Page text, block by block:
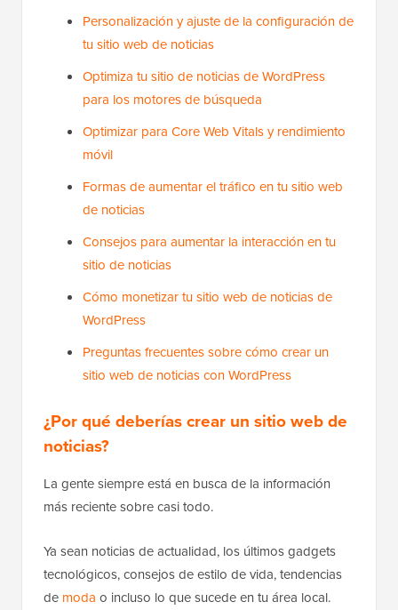
Personalización y ajuste de la configuración de
tu sitio web de noticias
Optimiza tu sitio de noticias de WordPress
para los motores de búsqueda
Optimizar para Core Web Vitals y rendimiento
móvil
Formas de aumentar el tráfico en tu sitio web
de noticias
Consejos para aumentar la interacción en tu
sitio de noticias
Cómo monetizar tu sitio web de noticias de
WordPress
Preguntas frecuentes sobre cómo crear un
sitio web de noticias con WordPress
¿Por qué deberías crear un sitio web de
noticias?
La gente siempre está en busca de la información
más reciente sobre casi todo.
Ya sean noticias de actualidad, los últimos gadgets
tecnológicos, consejos de estilo de vida, tendencias
de moda o incluso lo que sucede en tu área local.